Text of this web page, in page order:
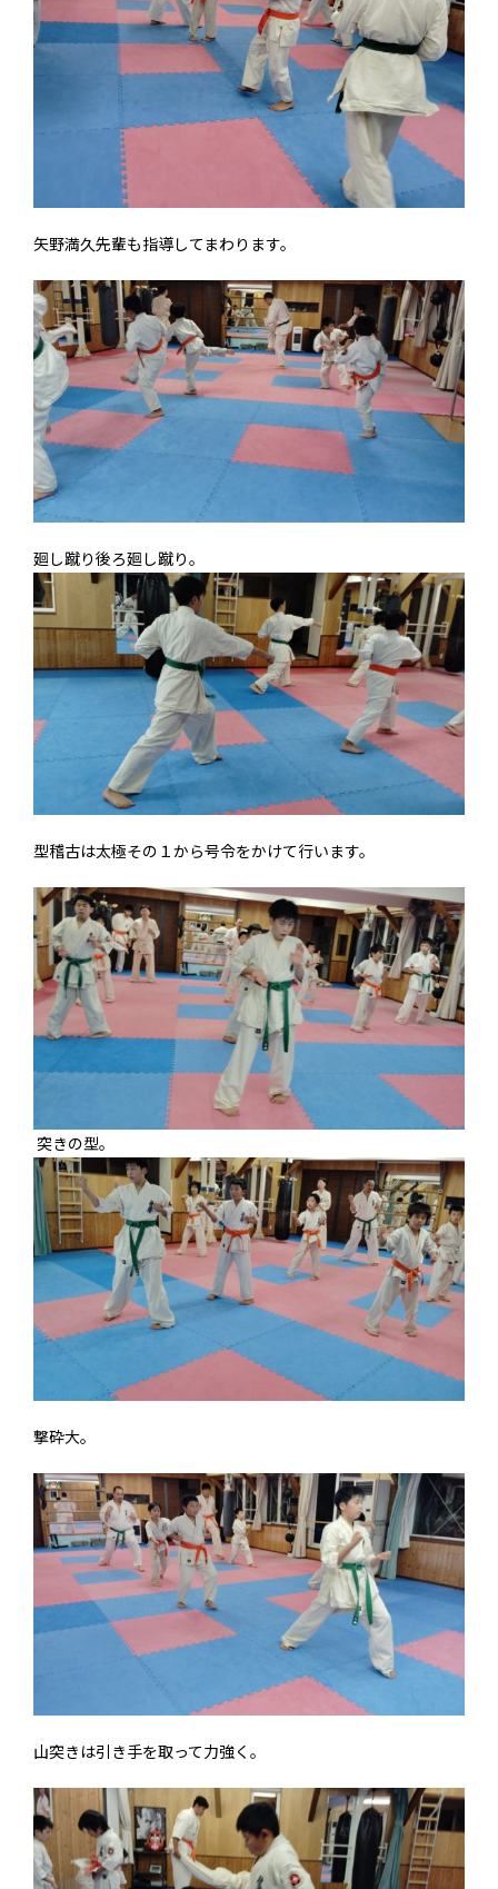
矢野満久先輩も指導してまわります。
廻し蹴り後ろ廻し蹴り。
型稽古は太極その１から号令をかけて行います。
突きの型。
撃砕大。
山突きは引き手を取って力強く。